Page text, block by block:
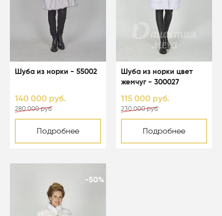
Шуба из норки - 55002
140 000 руб.
280 000 руб.
Подробнее
Шуба из норки цвет
жемчуг - 300027
115 000 руб.
230 000 руб.
Подробнее
-50%